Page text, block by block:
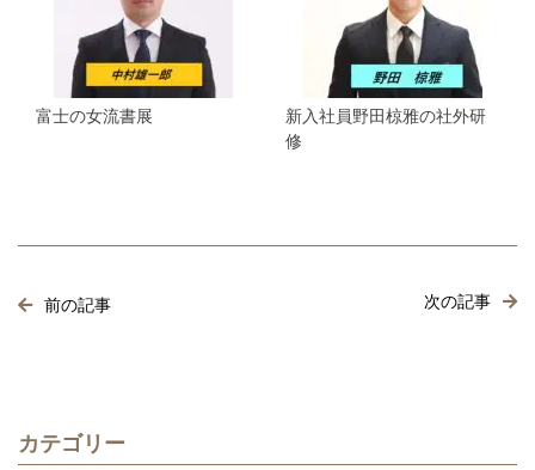
富士の女流書展
新入社員野田椋雅の社外研
修
前の記事 次の記事
カテゴリー